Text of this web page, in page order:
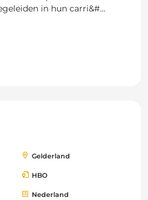
in hun carri&#...
Gelderland
HBO
Nederland